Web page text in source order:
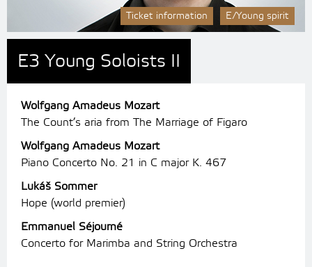
Ticket information E/Young spirit
E3 Young Soloists II
Wolfgang Amadeus Mozart
The Count’s aria from The Marriage of Figaro
Wolfgang Amadeus Mozart
Piano Concerto No. 21 in C major K. 467
Lukáš Sommer
Hope (world premier)
Emmanuel Séjourné
Concerto for Marimba and String Orchestra